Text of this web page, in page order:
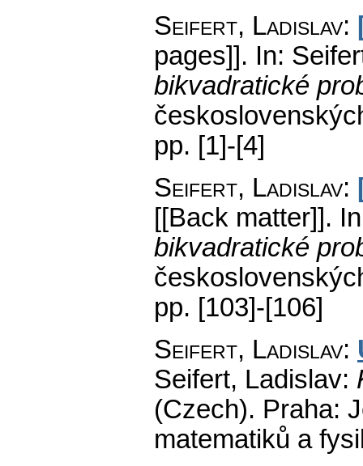
Seifert, Ladislav:
pages]]. In:
bikvadratické
pp. [1]-[4]
Seifert, Ladislav:
[[Back matter]].
bikvadratické
pp. [103]-[106]
Seifert, Ladislav:
Seifert, Ladislav:
(Czech). Praha:
matematiků a